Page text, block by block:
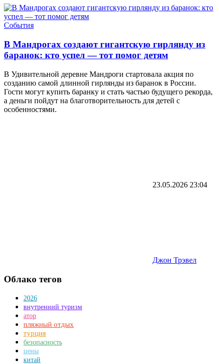
События
В Мандрогах создают гигантскую гирлянду из
баранок: кто успел — тот помог детям
В Удивительной деревне Мандроги стартовала акция по
созданию самой длинной гирлянды из баранок в России.
Гости могут купить баранку и стать частью будущего рекорда,
а деньги пойдут на благотворительность для детей с
особенностями.
23.05.2026 23:04
Джон Трэвел
Облако тегов
2026
внутренний туризм
атор
пляжный отдых
турция
безопасность
цены
китай